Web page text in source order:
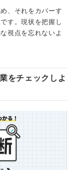
、それをカバーす
す。現状を把握し
視点を忘れないよ
をチェックしよ